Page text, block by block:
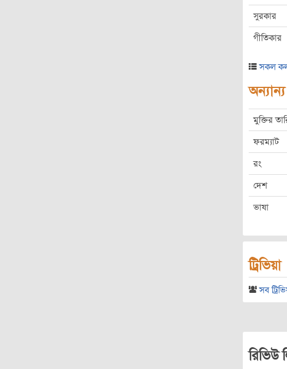
সুরকার
গীতিকার
সকল
মুক্তির
ফরম্যাট
রং
দেশ
ভাষা
ট্রিভিয়া
সব
রিভিউ